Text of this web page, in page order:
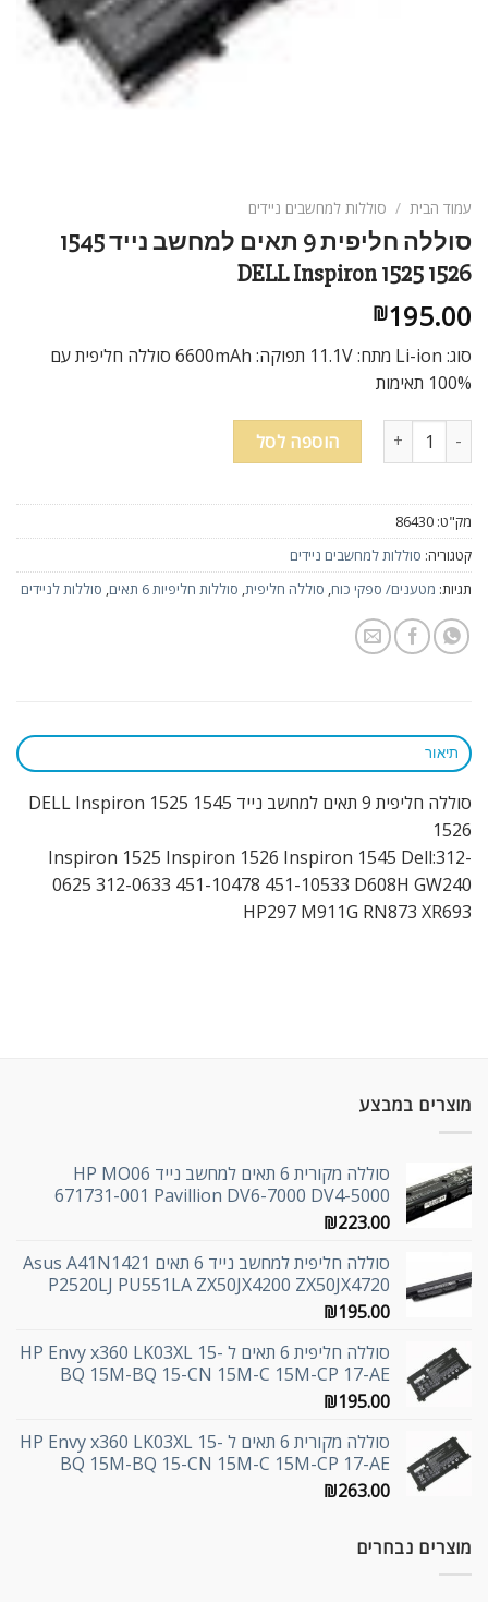
לאפס
כל
האפשרויות
cached עמוד הבית / סוללות למחשבים ניידים
סוללה חליפית 9 תאים למחשב נייד 1545
DELL Inspiron 1525 1526
₪195.00
סוג: Li-ion מתח: 11.1V תפוקה: 6600mAh סוללה חליפית עם
100% תאימות
כמות של סוללה חליפית 9 תאים למחשב נייד 1545 DELL Inspiron 1525 1526הוספה לסל
מק"ט: 86430
קטגוריה: סוללות למחשבים ניידים
תגיות: מטענים/ ספקי כוח סוללה חליפית סוללות חליפיות 6 תאים סוללות לניידים
תיאור
סוללה חליפית 9 תאים למחשב נייד 1545 DELL Inspiron 1525
1526
Inspiron 1525 Inspiron 1526 Inspiron 1545 Dell:312-
0625 312-0633 451-10478 451-10533 D608H GW240
HP297 M911G RN873 XR693
מוצרים במבצע
סוללה מקורית 6 תאים למחשב נייד HP MO06
671731-001 Pavillion DV6-7000 DV4-5000
₪223.00
סוללה חליפית למחשב נייד 6 תאים Asus A41N1421
P2520LJ PU551LA ZX50JX4200 ZX50JX4720
₪195.00
סוללה חליפית 6 תאים ל HP Envy x360 LK03XL 15-
BQ 15M-BQ 15-CN 15M-C 15M-CP 17-AE
₪195.00
סוללה מקורית 6 תאים ל HP Envy x360 LK03XL 15-
BQ 15M-BQ 15-CN 15M-C 15M-CP 17-AE
₪263.00
מוצרים נבחרים